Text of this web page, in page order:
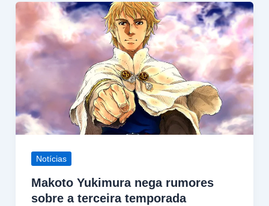
Notícias
Makoto Yukimura nega rumores
sobre a terceira temporada